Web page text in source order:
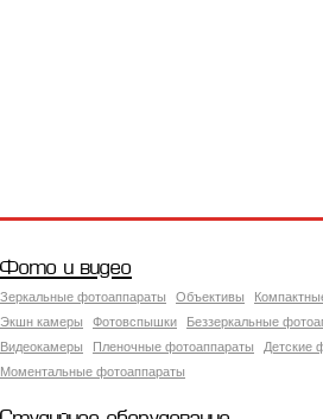
Фото и видео
Зеркальные фотоаппараты Объективы
Экшн камеры
Фотовспышки
Беззеркальные
Видеокамеры
Пленочные фотоаппараты
Детские
Моментальные фотоаппараты